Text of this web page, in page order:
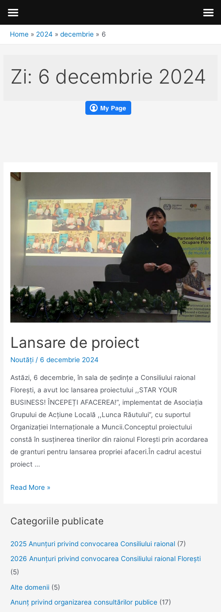
Home 2024 decembrie 6
Zi: 6 decembrie 2024
Lansare de proiect
Noutăţi /6 decembrie 2024
Astăzi, 6 decembrie, în sala de ședințe a Consiliului raional
Florești, a avut loc lansarea proiectului ,,STAR YOUR
BUSINESS! ÎNCEPEȚI AFACEREA!”, implementat de Asociația
Grupului de Acțiune Locală ,,Lunca Răutului”, cu suportul
Organizației Internaționale a Muncii.Conceptul proiectului
constă în susținerea tinerilor din raionul Florești prin acordarea
de granturi pentru lansarea propriei afaceri.În cadrul acestui
proiect …
Lansare
Read More »
Categoriile publicate
2025 Anunţuri privind convocarea Consiliului raional (7)
2026 Anunțuri privind convocarea Consiliului raional Florești
(5)
Alte domenii (5)
Anunţ privind organizarea consultărilor publice (17)